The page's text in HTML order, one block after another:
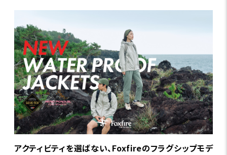
アクティビティを選ばない、Foxfireのフラグシップモデ